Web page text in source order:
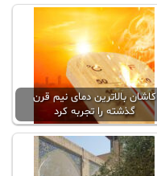
کاشان بالاترين دمای نیم قرن
گذشته را تجربه کرد